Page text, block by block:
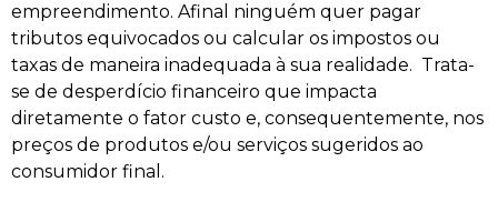
empreendimento. Afinal ninguém quer pagar
tributos equivocados ou calcular os impostos ou
taxas de maneira inadequada à sua realidade. Trata-
se de desperdício financeiro que impacta
diretamente o fator custo e, consequentemente, nos
preços de produtos e/ou serviços sugeridos ao
consumidor final.